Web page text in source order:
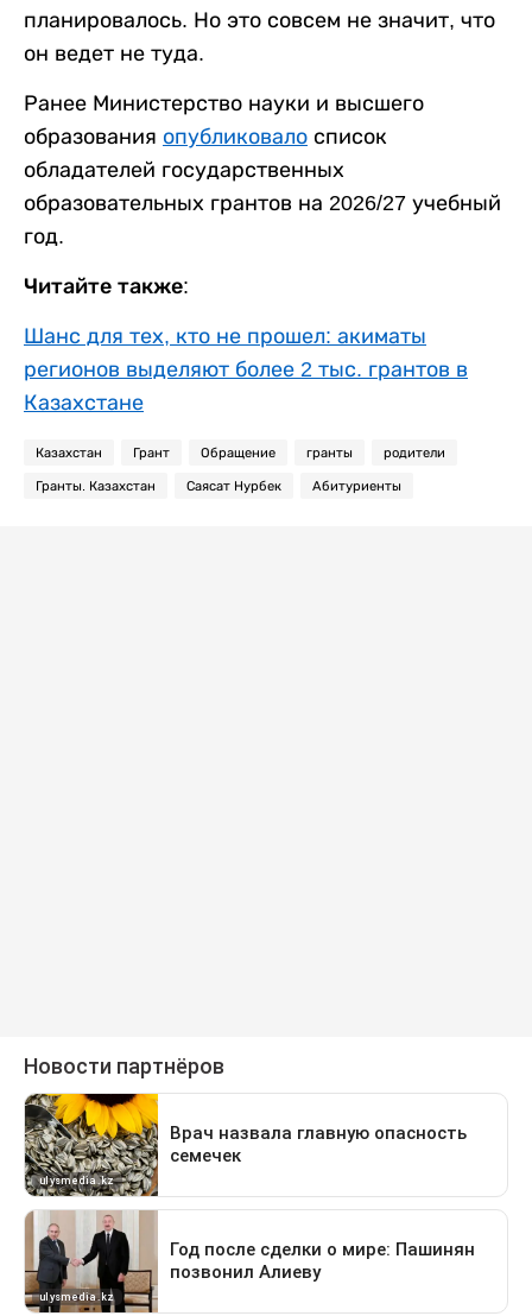
планировалось. Но это совсем не значит, что
он ведет не туда.
Ранее Министерство науки и высшего
образования опубликовало список
обладателей государственных
образовательных грантов на 2026/27 учебный
год.
Читайте также:
Шанс для тех, кто не прошел: акиматы
регионов выделяют более 2 тыс. грантов в
Казахстане
Казахстан Грант Обращение гранты родители
Гранты. Казахстан Саясат Нурбек Абитуриенты